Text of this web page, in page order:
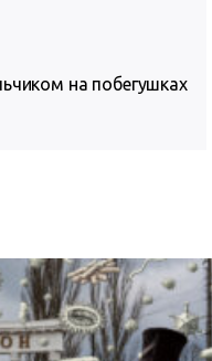
на побегушках